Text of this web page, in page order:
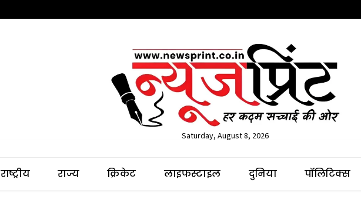
Saturday, August 8, 2026
राष्ट्रीय राज्य क्रिकेट लाइफस्टाइल दुनिया पॉलिटिक्स